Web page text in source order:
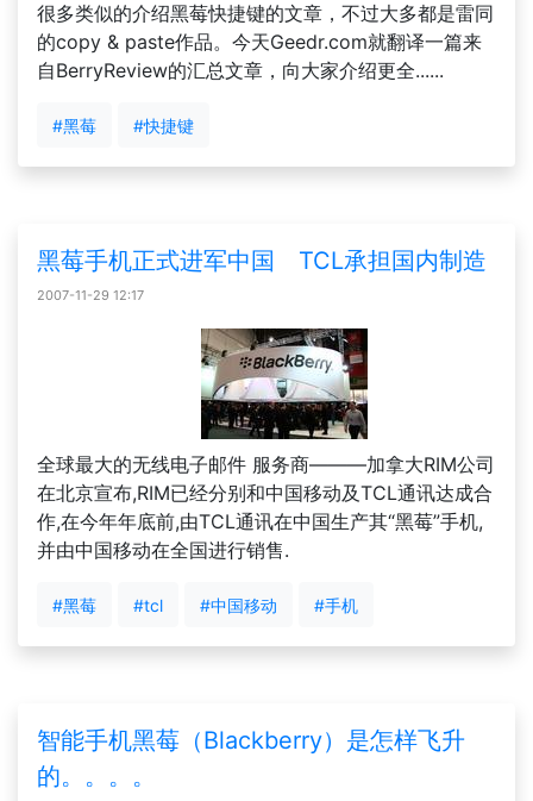
很多类似的介绍黑莓快捷键的文章，不过大多都是雷同
的copy & paste作品。今天Geedr.com就翻译一篇来
自BerryReview的汇总文章，向大家介绍更全......
#黑莓 #快捷键
黑莓手机正式进军中国 TCL承担国内制造
2007-11-29 12:17
全球最大的无线电子邮件 服务商———加拿大RIM公司
在北京宣布,RIM已经分别和中国移动及TCL通讯达成合
作,在今年年底前,由TCL通讯在中国生产其“黑莓”手机,
并由中国移动在全国进行销售.
#黑莓 #tcl #中国移动 #手机
智能手机黑莓（Blackberry）是怎样飞升
的。。。。